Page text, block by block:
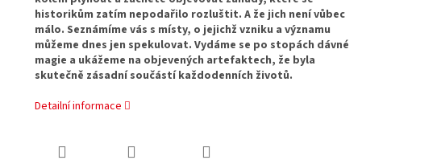
historikům zatím nepodařilo rozluštit. A že jich není vůbec
málo. Seznámíme vás s místy, o jejichž vzniku a významu
můžeme dnes jen spekulovat. Vydáme se po stopách dávné
magie a ukážeme na objevených artefaktech, že byla
skutečně zásadní součástí každodenních životů.
Detailní informace